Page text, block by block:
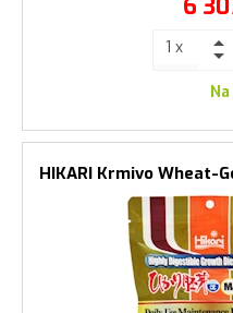
6
HIKARI Krmivo Wheat-